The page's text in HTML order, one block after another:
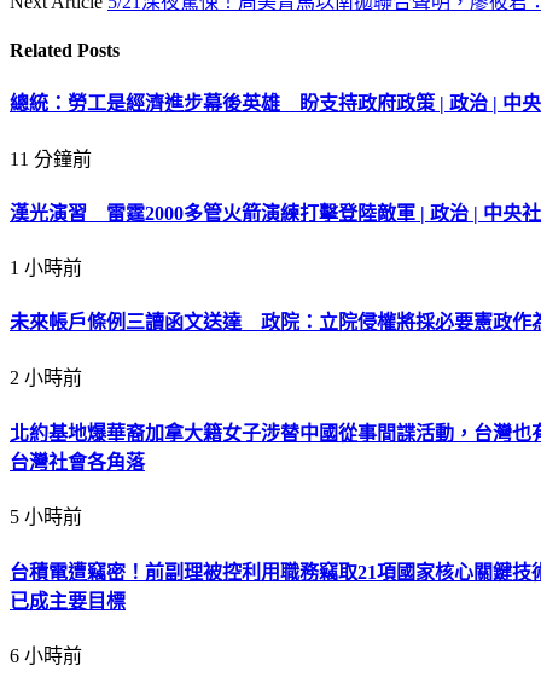
Related Posts
總統：勞工是經濟進步幕後英雄 盼支持政府政策 | 政治 | 中
11 分鐘前
漢光演習 雷霆2000多管火箭演練打擊登陸敵軍 | 政治 | 中央
1 小時前
未來帳戶條例三讀函文送達 政院：立院侵權將採必要憲政作
2 小時前
北約基地爆華裔加拿大籍女子涉替中國從事間諜活動，台灣
台灣社會各角落
5 小時前
台積電遭竊密！前副理被控利用職務竊取21項國家核心關鍵
已成主要目標
6 小時前